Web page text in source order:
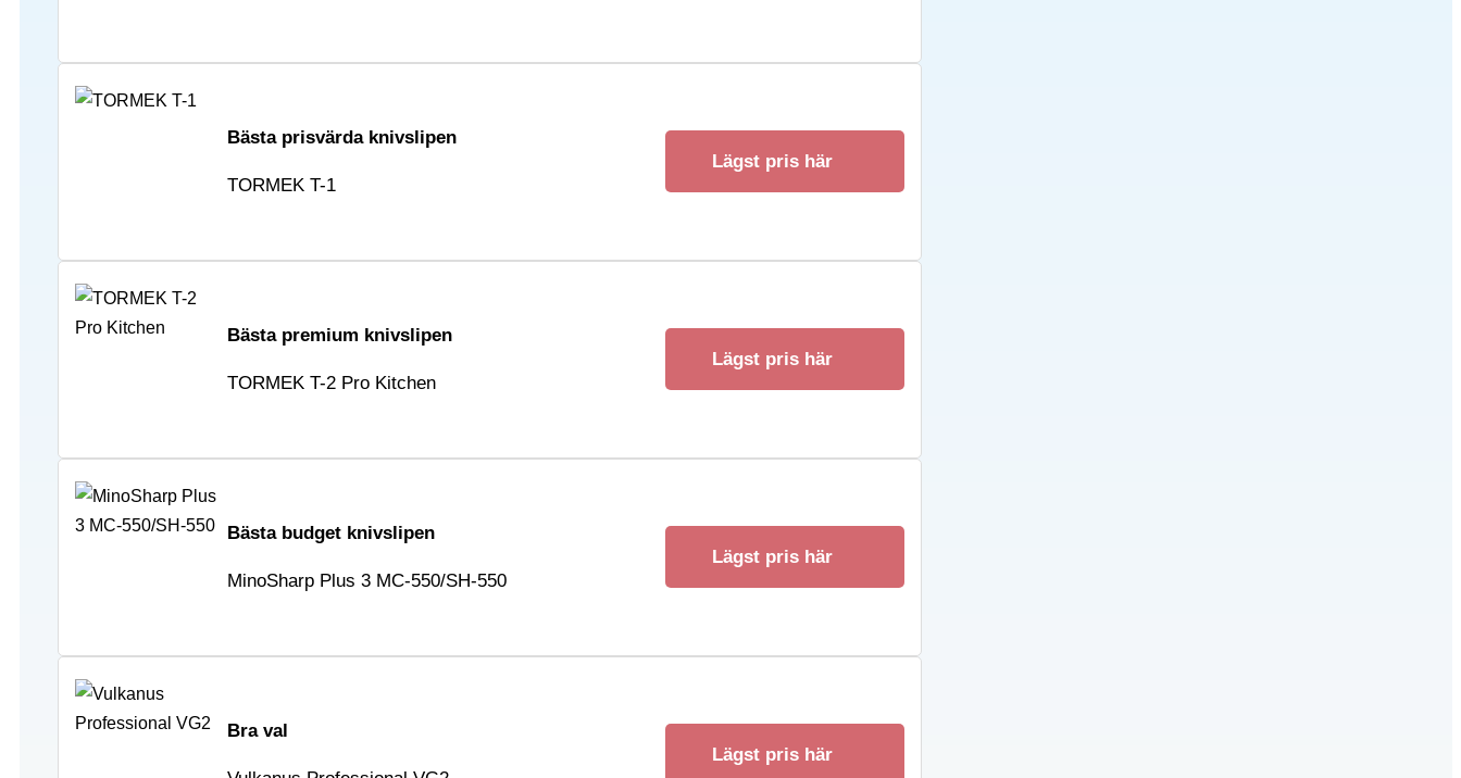
Bästa prisvärda knivslipen
TORMEK T-1
Lägst pris här
Bästa premium knivslipen
TORMEK T-2 Pro Kitchen
Lägst pris här
Bästa budget knivslipen
MinoSharp Plus 3 MC-550/SH-550
Lägst pris här
Bra val
Lägst pris här